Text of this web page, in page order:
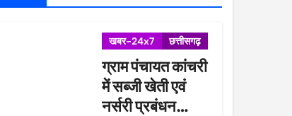
खबर-24x7 छत्तीसगढ़
ग्राम पंचायत कांचरी
में सब्जी खेती एवं
नर्सरी प्रबंधन